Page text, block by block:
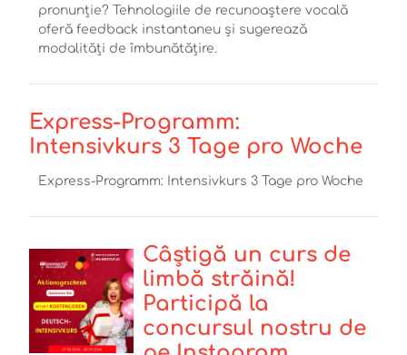
pronunție? Tehnologiile de recunoaștere vocală
oferă feedback instantaneu și sugerează
modalități de îmbunătățire.
Express-Programm:
Intensivkurs 3 Tage pro Woche
Express-Programm: Intensivkurs 3 Tage pro Woche
Câștigă un curs de
limbă străină!
Participă la
concursul nostru de